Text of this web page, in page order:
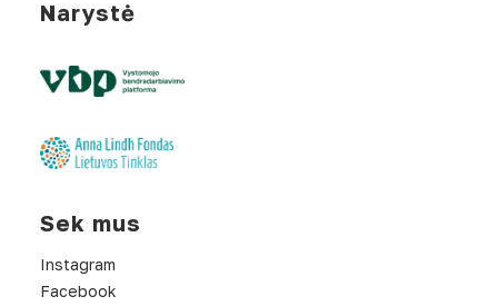
Narystė
Sek mus
Instagram
Facebook